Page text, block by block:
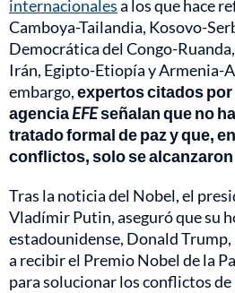
internacionalesa los que hace
Camboya-Tailandia, Kosovo-
Democrática del Congo-
Irán, Egipto-Etiopía y Armenia-
embargo,expertos citados por
agenciaEFEseñalan que no
tratado formal de paz y que,
conflictos, solo se
Tras la noticia del Nobel, el
Vladímir Putin, aseguró que su
estadounidense, Donald
a recibir el Premio Nobel de la
para solucionar los conflictos